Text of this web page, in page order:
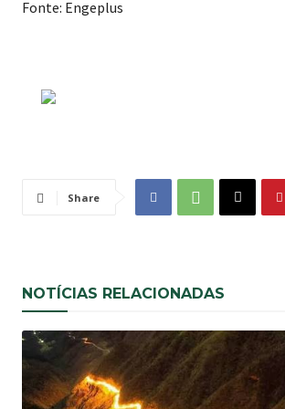
Fonte: Engeplus
Share
NOTÍCIAS RELACIONADAS